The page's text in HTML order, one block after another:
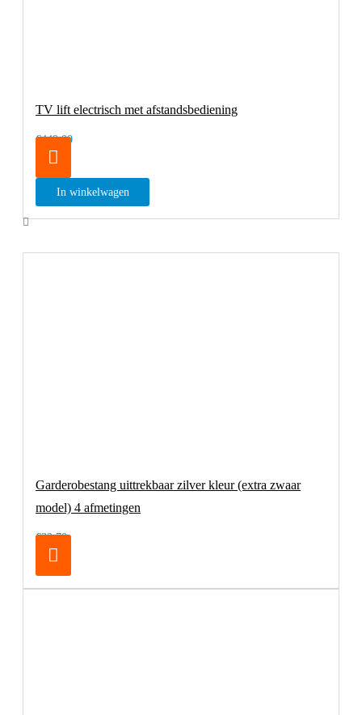
TV lift electrisch met afstandsbediening
€449,00
In winkelwagen
Garderobestang uittrekbaar zilver kleur (extra zwaar
model) 4 afmetingen
€32,70